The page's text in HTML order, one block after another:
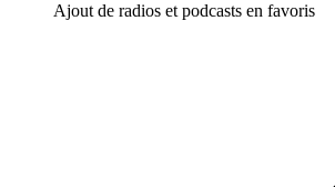
Ajout de radios et podcasts en favoris